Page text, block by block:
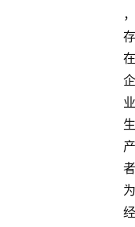
，
存
在
企
业
生
产
者
为
经